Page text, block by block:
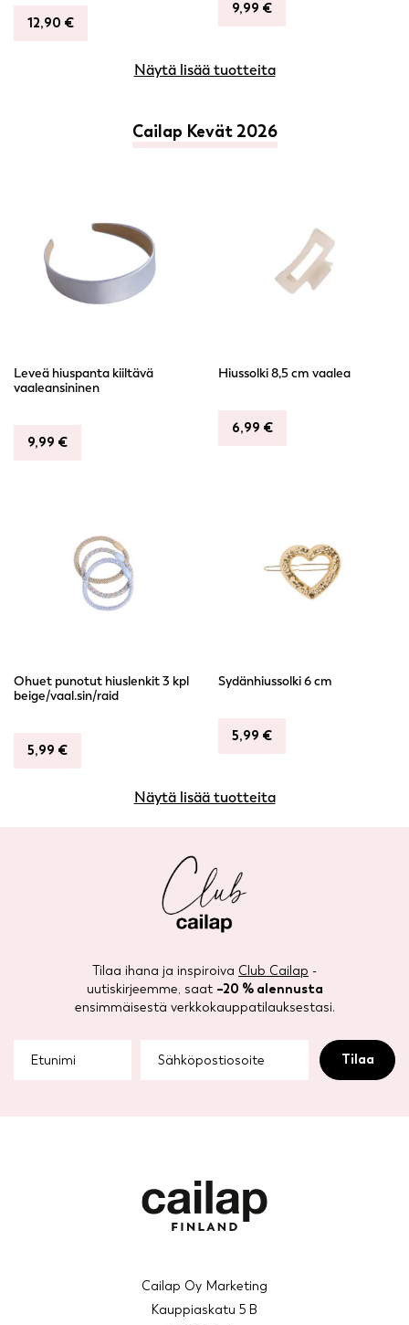
12,90 €
9,99 €
Näytä lisää tuotteita
Cailap Kevät 2026
Leveä hiuspanta kiiltävä
vaaleansininen
9,99 €
Hiussolki 8,5 cm vaalea
6,99 €
Ohuet punotut hiuslenkit 3 kpl
beige/vaal.sin/raid
5,99 €
Sydänhiussolki 6 cm
5,99 €
Näytä lisää tuotteita
Tilaa ihana ja inspiroiva Club Cailap -
uutiskirjeemme, saat –20 % alennusta
ensimmäisestä verkkokauppatilauksestasi.
Cailap Oy Marketing
Kauppiaskatu 5 B